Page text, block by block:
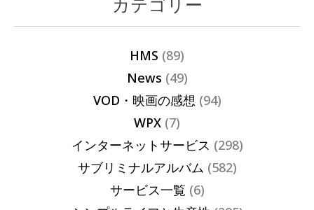
HMS (89)
News (49)
VOD・映画の感想 (94)
WPX (7)
インターネットサービス (298)
サブリミナルアルバム (582)
サービス一覧 (6)